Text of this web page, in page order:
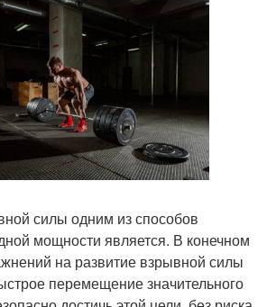
силы одним из способов
мощности является. В конечном
на развитие взрывной силы
перемещение значительного